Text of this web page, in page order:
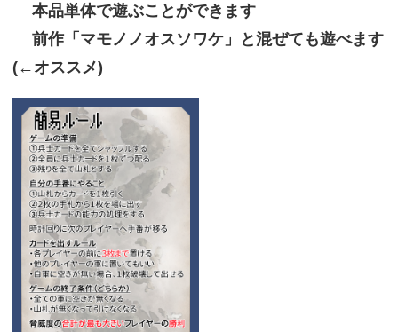
本品単体で遊ぶことができます
前作「マモノノオスソワケ」と混ぜても遊べます
(←オススメ)